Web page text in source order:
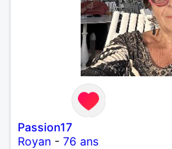
Passion17
Royan - 76 ans